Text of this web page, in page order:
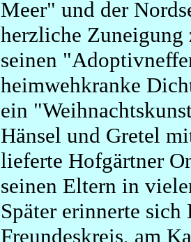
Meer" und der
herzliche
seinen
heimwehkranke
ein
Hänsel und Gretel
lieferte Hofgärtner
seinen Eltern in
Später erinnerte
Freundeskreis, am